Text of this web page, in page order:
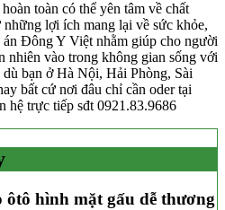
toàn có thể yên tâm về chất
lợi ích mang lại về sức khỏe,
Đông Y Việt nhằm giúp cho người
nhiên vào trong không gian sống với
bạn ở Hà Nội, Hải Phòng, Sài
bất cứ nơi đâu chỉ cần oder tại
hệ trực tiếp sđt 0921.83.9686
ôtô hình mặt gấu dễ thương